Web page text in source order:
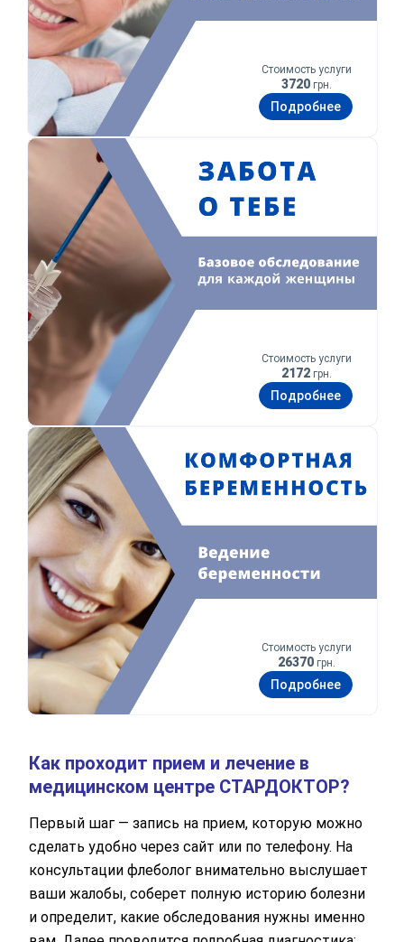
Стоимость услуги
3720 грн.
Подробнее
Забота о тебе
Стоимость услуги
2172 грн.
Подробнее
Комфортная беременность
Стоимость услуги
26370 грн.
Подробнее
Как проходит прием и лечение в
медицинском центре СТАРДОКТОР?
Первый шаг — запись на прием, которую можно
сделать удобно через сайт или по телефону. На
консультации флеболог внимательно выслушает
ваши жалобы, соберет полную историю болезни
и определит, какие обследования нужны именно